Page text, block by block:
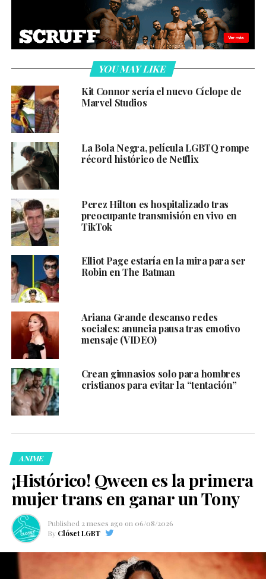
YOU MAY LIKE
Kit Connor sería el nuevo Cíclope de
Marvel Studios
La Bola Negra, película LGBTQ rompe
récord histórico de Netflix
Perez Hilton es hospitalizado tras
preocupante transmisión en vivo en
TikTok
Elliot Page estaría en la mira para ser
Robin en The Batman
Ariana Grande descanso redes
sociales: anuncia pausa tras emotivo
mensaje (VIDEO)
Crean gimnasios solo para hombres
cristianos para evitar la “tentación”
ANIME
¡Histórico! Qween es la primera
mujer trans en ganar un Tony
Published 2 meses ago on 06/08/2026
By Clóset LGBT